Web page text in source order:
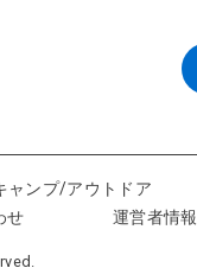
ャンプ/アウトドア
せ 運営者情報